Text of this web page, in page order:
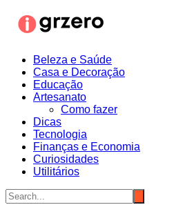
para
Beleza e Saúde
Casa e Decoração
Educação
Artesanato
Como fazer
Dicas
Tecnologia
Finanças e Economia
Curiosidades
Utilitários